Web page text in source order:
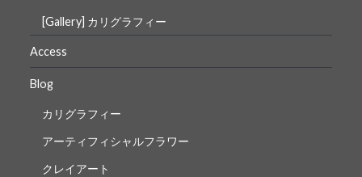
[Gallery] カリグラフィー
Access
Blog
カリグラフィー
アーティフィシャルフラワー
クレイアート